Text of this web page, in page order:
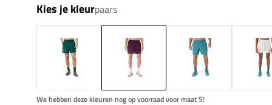
Kies je kleurpaars
We hebben deze kleuren nog op voorraad voor maat S!